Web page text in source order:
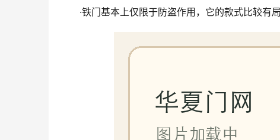
·铁门基本上仅限于防盗作用，它的款式比较有